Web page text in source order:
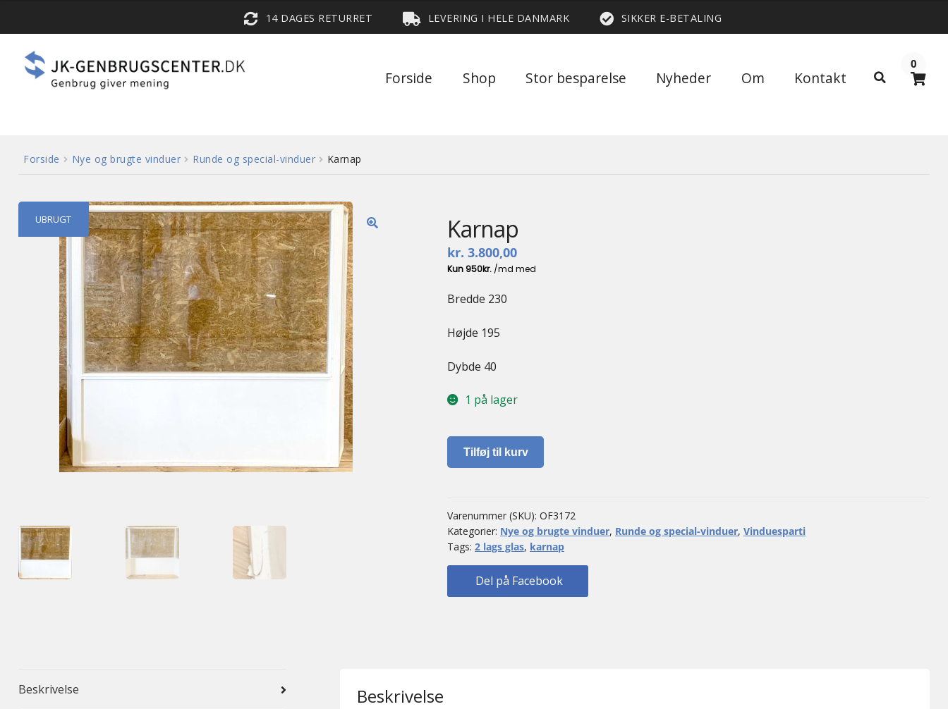
14 DAGES RETURRET LEVERING I HELE DANMARK SIKKER E-BETALING
Forside Shop Stor besparelse Nyheder Om Kontakt
Søg
0
Forside Nye og brugte vinduer Runde og special-vinduer Karnap
UBRUGT Karnap
kr. 3.800,00
Bredde 230
Højde 195
Dybde 40
1 på lager
Karnap
antal
Tilføj til kurv
Varenummer (SKU): OF3172
Kategorier: Nye og brugte vinduer, Runde og special-vinduer, Vinduesparti
Tags: 2 lags glas, karnap
Del på Facebook
Beskrivelse Beskrivelse